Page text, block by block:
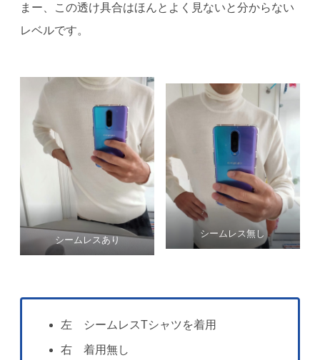
まー、この透け具合はほんとよく見ないと分からない
レベルです。
シームレスあり
シームレス無し
左 シームレスTシャツを着用
右 着用無し